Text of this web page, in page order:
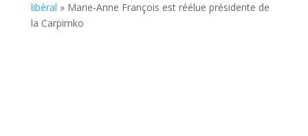
libéral » Marie-Anne François est réélue présidente de
la Carpimko